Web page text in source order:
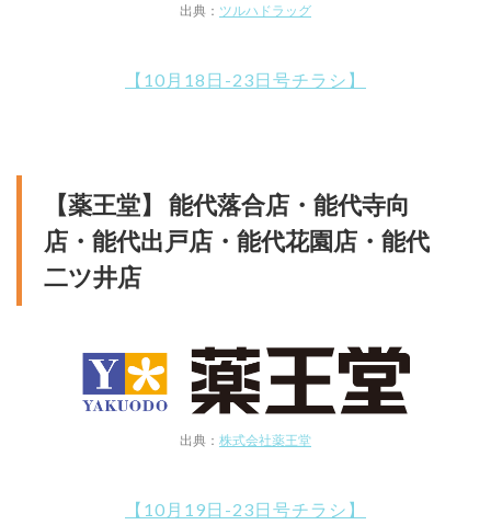
出典： ツルハドラッグ
【10月18日-23日号チラシ】
【薬王堂】 能代落合店・能代寺向
店・能代出戸店・能代花園店・能代
二ツ井店
出典： 株式会社薬王堂
【10月19日-23日号チラシ】